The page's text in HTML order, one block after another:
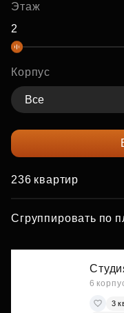
Этаж
Корпус
Все
236 квартир
Сгруппировать по
6
3